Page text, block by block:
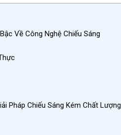
Về Công Nghệ Chiếu Sáng
Pháp Chiếu Sáng Kém Chất Lượng